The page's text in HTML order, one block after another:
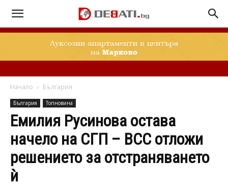
Начало България
България Топновина
Емилия Русинова остава
начело на СГП – ВСС отложи
решението за отстраняването
ѝ